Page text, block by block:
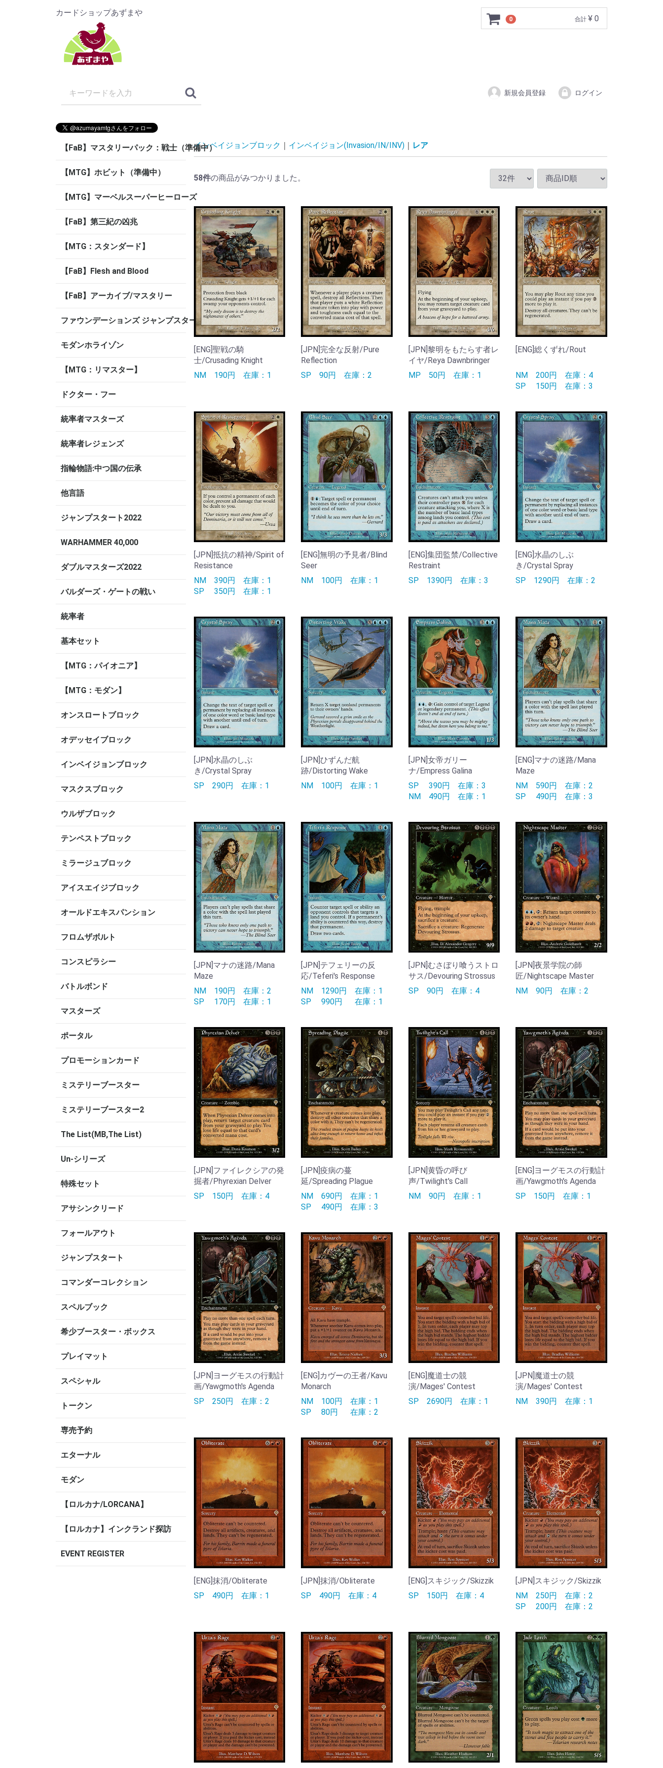
カードショップあずまや
新規会員登録 ログイン
0 合計 ¥ 0
【FaB】マスタリーパック：戦士（準備中）
【MTG】ホビット（準備中）
【MTG】マーベルスーパーヒーローズ
【FaB】第三紀の凶兆
【MTG：スタンダード】
【FaB】Flesh and Blood
【FaB】アーカイブ/マスタリー
ファウンデーションズ ジャンプスタート
モダンホライゾン
【MTG：リマスター】
ドクター・フー
統率者マスターズ
統率者レジェンズ
指輪物語:中つ国の伝承
他言語
ジャンプスタート2022
WARHAMMER 40,000
ダブルマスターズ2022
バルダーズ・ゲートの戦い
統率者
基本セット
【MTG：パイオニア】
【MTG：モダン】
オンスロートブロック
オデッセイブロック
インベイジョンブロック
マスクスブロック
ウルザブロック
テンペストブロック
ミラージュブロック
アイスエイジブロック
オールドエキスパンション
フロムザボルト
コンスピラシー
バトルボンド
マスターズ
ポータル
プロモーションカード
ミステリーブースター
ミステリーブースター2
The List(MB,The List)
Un-シリーズ
特殊セット
アサシンクリード
フォールアウト
ジャンプスタート
コマンダーコレクション
スペルブック
希少ブースター・ボックス
プレイマット
スペシャル
トークン
専売予約
エターナル
モダン
【ロルカナ/LORCANA】
【ロルカナ】インクランド探訪
EVENT REGISTER
インベイジョンブロック インベイジョン(Invasion/IN/INV) レア
58件の商品がみつかりました。
[ENG]聖戦の騎
士/Crusading Knight
NM 190円 在庫：1
[JPN]完全な反射/Pure
Reflection
SP90円在庫：2
[JPN]黎明をもたらす者レ
イヤ/Reya Dawnbringer
MP 50円 在庫：1
[ENG]総くずれ/Rout
NM200円在庫：4
SP
150円在庫：3
[JPN]抵抗の精神/Spirit of
Resistance
NM 390円 在庫：1
SP
350円 在庫：1
[ENG]無明の予見者/Blind
Seer
NM 100円在庫：1
[ENG]集団監禁/Collective
Restraint
SP 1390円 在庫：3
[ENG]水晶のしぶ
き/Crystal Spray
SP 1290円在庫：2
[JPN]水晶のしぶ
き/Crystal Spray
SP 290円 在庫：1
[JPN]ひずんだ航
跡/Distorting Wake
NM 100円在庫：1
[JPN]女帝ガリー
ナ/Empress Galina
SP
390円 在庫：3
NM 490円 在庫：1
[ENG]マナの迷路/Mana
Maze
NM 590円在庫：2
SP
490円在庫：3
[JPN]マナの迷路/Mana
Maze
NM 190円 在庫：2
SP
170円 在庫：1
[JPN]テフェリーの反
応/Teferi's Response
NM 1290円在庫：1
SP
990円 在庫：1
[JPN]むさぼり喰うストロ
サス/Devouring Strossus
SP 90円 在庫：4
[JPN]夜景学院の師
匠/Nightscape Master
NM90円在庫：2
[JPN]ファイレクシアの発
掘者/Phyrexian Delver
SP 150円 在庫：4
[JPN]疫病の蔓
延/Spreading Plague
NM690円在庫：1
SP
490円在庫：3
[JPN]黄昏の呼び
声/Twilight's Call
NM 90円 在庫：1
[ENG]ヨーグモスの行動計
画/Yawgmoth's Agenda
SP 150円在庫：1
[JPN]ヨーグモスの行動計
画/Yawgmoth's Agenda
SP 250円 在庫：2
[ENG]カヴーの王者/Kavu
Monarch
NM 100円在庫：1
SP
80円 在庫：2
[ENG]魔道士の競
演/Mages' Contest
SP 2690円 在庫：1
[JPN]魔道士の競
演/Mages' Contest
NM390円在庫：1
[ENG]抹消/Obliterate
SP 490円 在庫：1
[JPN]抹消/Obliterate
SP 490円在庫：4
[ENG]スキジック/Skizzik
SP 150円 在庫：4
[JPN]スキジック/Skizzik
NM250円在庫：2
SP
200円在庫：2